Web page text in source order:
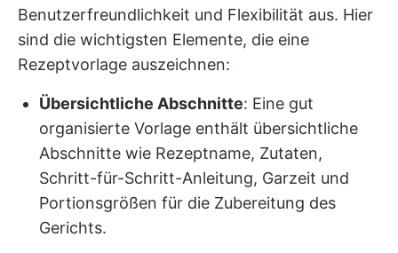
Benutzerfreundlichkeit und Flexibilität aus. Hier
sind die wichtigsten Elemente, die eine
Rezeptvorlage auszeichnen:
Übersichtliche Abschnitte: Eine gut
organisierte Vorlage enthält übersichtliche
Abschnitte wie Rezeptname, Zutaten,
Schritt-für-Schritt-Anleitung, Garzeit und
Portionsgrößen für die Zubereitung des
Gerichts.